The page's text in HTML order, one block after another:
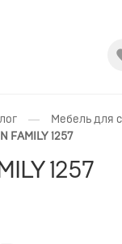
— Мебель для
FAMILY 1257
1257